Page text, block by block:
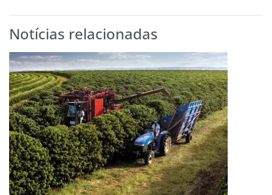
Notícias relacionadas